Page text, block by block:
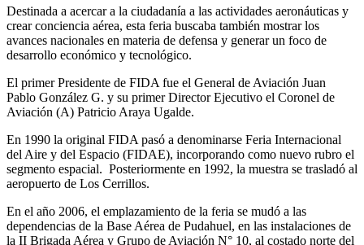
Destinada a acercar a la ciudadanía a las actividades aeronáuticas y
crear conciencia aérea, esta feria buscaba también mostrar los
avances nacionales en materia de defensa y generar un foco de
desarrollo económico y tecnológico.
El primer Presidente de FIDA fue el General de Aviación Juan
Pablo González G. y su primer Director Ejecutivo el Coronel de
Aviación (A) Patricio Araya Ugalde.
En 1990 la original FIDA pasó a denominarse Feria Internacional
del Aire y del Espacio (FIDAE), incorporando como nuevo rubro el
segmento espacial. Posteriormente en 1992, la muestra se trasladó al
aeropuerto de Los Cerrillos.
En el año 2006, el emplazamiento de la feria se mudó a las
dependencias de la Base Aérea de Pudahuel, en las instalaciones de
la II Brigada Aérea y Grupo de Aviación N° 10, al costado norte del